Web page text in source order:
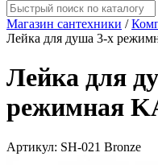
Магазин сантехники /
Лейка для душа 3-х
Лейка для
режимная
Артикул: SH-021 Bronze